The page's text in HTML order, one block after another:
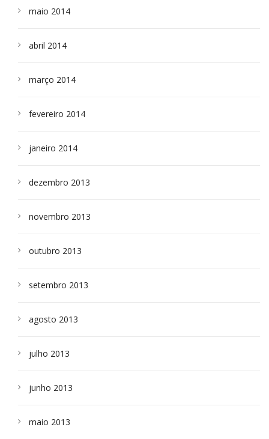
maio 2014
abril 2014
março 2014
fevereiro 2014
janeiro 2014
dezembro 2013
novembro 2013
outubro 2013
setembro 2013
agosto 2013
julho 2013
junho 2013
maio 2013